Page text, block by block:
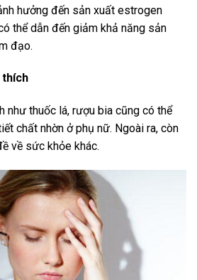
hưởng đến sản xuất estrogen
thể dẫn đến giảm khả năng sản
đạo.
thích
như thuốc lá, rượu bia cũng có thể
chất nhờn ở phụ nữ. Ngoài ra, còn
về sức khỏe khác.